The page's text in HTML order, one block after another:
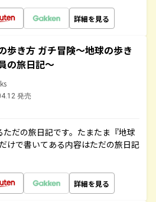
詳細を見る
歩き方 ガチ冒険～地球の歩き
の旅日記～
発売
だの旅日記です。たまたま『地球
けで書いてある内容はただの旅日記
詳細を見る